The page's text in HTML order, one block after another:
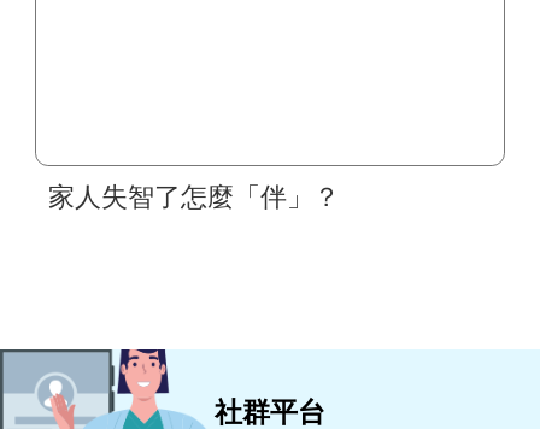
家人失智了怎麼「伴」？
社群平台